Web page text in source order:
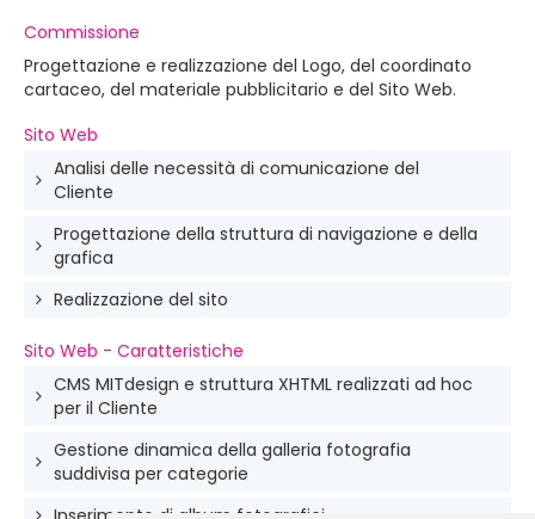
Commissione
Progettazione e realizzazione del Logo, del coordinato
cartaceo, del materiale pubblicitario e del Sito Web.
Sito Web
Analisi delle necessità di comunicazione del
Cliente
Progettazione della struttura di navigazione e della
grafica
Realizzazione del sito
Sito Web - Caratteristiche
CMS MITdesign e struttura XHTML realizzati ad hoc
per il Cliente
Gestione dinamica della galleria fotografia
suddivisa per categorie